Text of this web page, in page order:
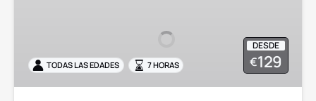
Pompeya,
Positano
DESDE
€129
TODAS LAS EDADES 7 HORAS